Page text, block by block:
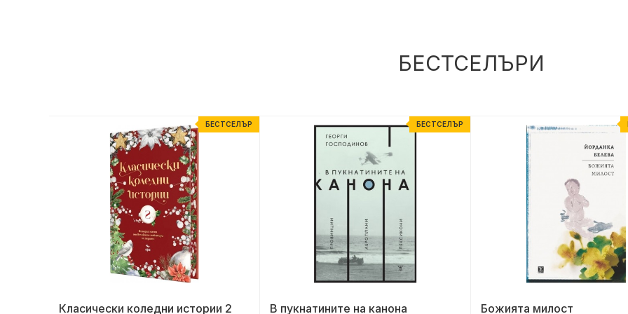
БЕСТСЕЛЪРИ
БЕСТСЕЛЪР
Класически коледни истории 2
БЕСТСЕЛЪР
В пукнатините на канона Божията милост